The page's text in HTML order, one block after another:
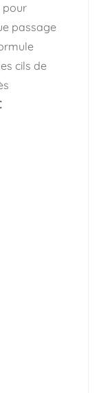
pour
passage
cils de